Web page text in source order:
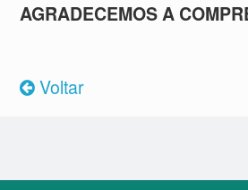
AGRADECEMOS A
Voltar